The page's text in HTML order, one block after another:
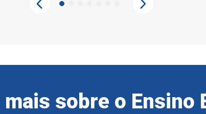
sobre o Ensino